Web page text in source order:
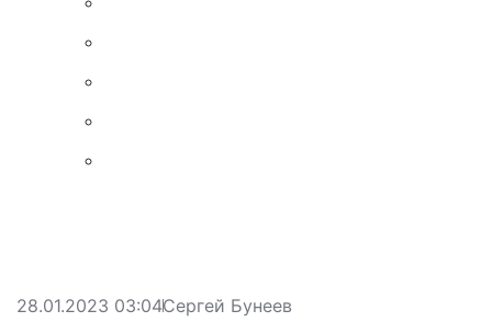
28.01.2023 03:04Сергей Бунеев